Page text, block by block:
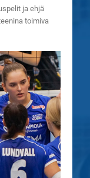
ja ehjä
toimiva